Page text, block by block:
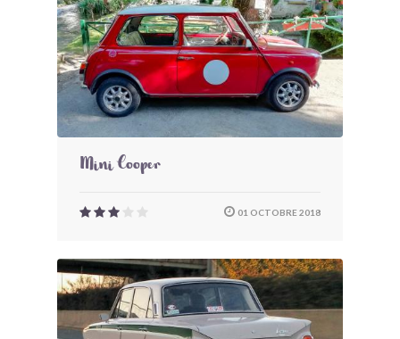
Mini Cooper
01 OCTOBRE 2018